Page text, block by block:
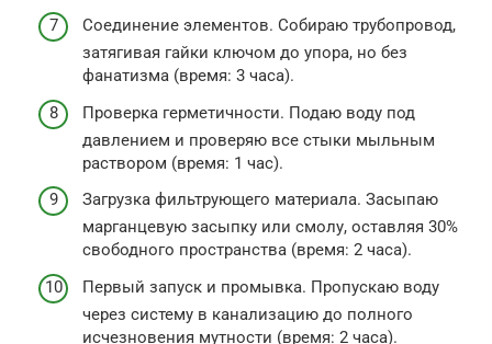
Соединение элементов. Собираю трубопровод,
затягивая гайки ключом до упора, но без
фанатизма (время: 3 часа).
Проверка герметичности. Подаю воду под
давлением и проверяю все стыки мыльным
раствором (время: 1 час).
Загрузка фильтрующего материала. Засыпаю
марганцевую засыпку или смолу, оставляя 30%
свободного пространства (время: 2 часа).
Первый запуск и промывка. Пропускаю воду
через систему в канализацию до полного
исчезновения мутности (время: 2 часа).